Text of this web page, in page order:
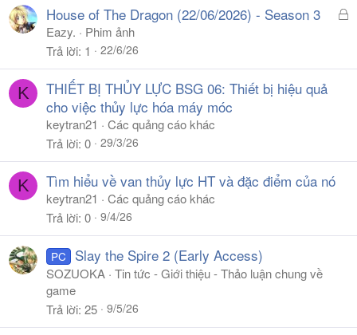
Đ
h
House of The Dragon (22/06/2026) - Season 3
Eazy.
Phim ảnh
Trả lời 1 22/6/26
K
THIẾT BỊ THỦY LỰC BSG 06: Thiết bị hiệu quả
cho việc thủy lực hóa máy móc
keytran21
Các quảng cáo khác
Trả lời 0 29/3/26
K Tìm hiểu về van thủy lực HT và đặc điểm của nó
keytran21
Các quảng cáo khác
Trả lời 0 9/4/26
PC Slay the Spire 2 (Early Access)
SOZUOKA Tin tức - Giới thiệu - Thảo luận chung về
game
Trả lời 25 9/5/26